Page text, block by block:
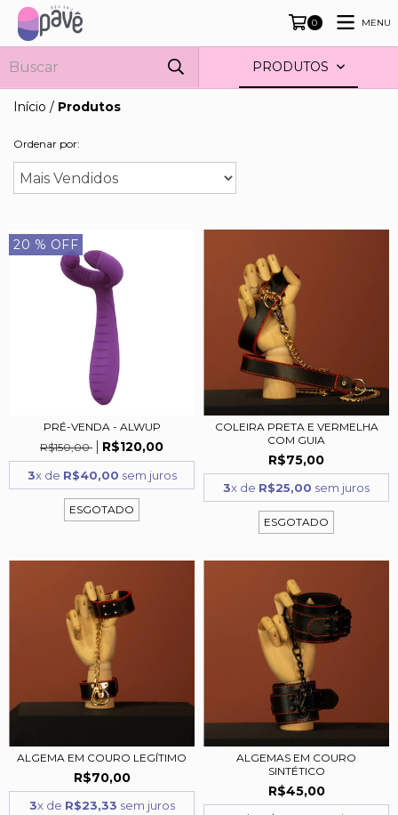
0 MENU
PRODUTOS
Início / Produtos
Ordenar por:
20 % OFF
PRÉ-VENDA - ALWUP
R$150,00
R$120,00
3x de R$40,00 sem juros
ESGOTADO
COLEIRA PRETA E VERMELHA
COM GUIA
R$75,00
3x de R$25,00 sem juros
ESGOTADO
ALGEMA EM COURO LEGÍTIMO
R$70,00
3x de R$23,33 sem juros
ALGEMAS EM COURO
SINTÉTICO
R$45,00